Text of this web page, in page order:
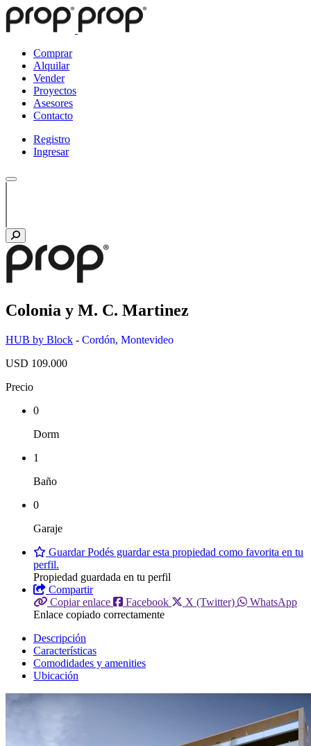
Comprar
Alquilar
Vender
Proyectos
Asesores
Contacto
Registro
Ingresar
Colonia y M. C. Martinez
HUB by Block - Cordón, Montevideo
USD 109.000
Precio
0
Dorm
1
Baño
0
Garaje
GuardarPodés guardar esta propiedad como favorita en tu
perfil.
Propiedad guardada en tu perfil
Compartir
Copiar enlace
Facebook X (Twitter)
WhatsApp
Enlace copiado correctamente
Descripción
Características
Comodidades y amenities
Ubicación